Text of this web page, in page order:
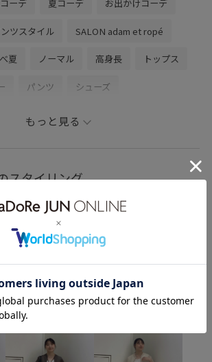
い。スタッフがお返事をさせて頂きま
】をタップをして下さい。
ーデ 夏コーデ お出かけコーデ
ツスタイル SALON adam et ropé
夏 ノーマル 高身長 トップス
パンツ シューズ
アクセサリー
商品 26SS_salon_BAGSHOSE
26SS_salon_lspant
26summer_salon_WEB
感 さりげないアクセント
やや長め ゆったり
オールインワン オールシーズン
もっと見る
スタイリング